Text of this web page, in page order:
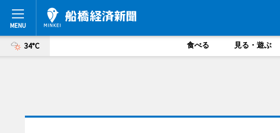
34°C 食べる 見る・遊ぶ